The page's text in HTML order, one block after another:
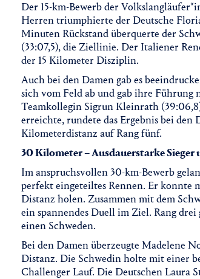
Der 15-km-Bewerb der
Herren triumphierte der Deutsche
Minuten Rückstand überquerte der
(33:07,5), die Ziellinie. Der Italiener
der 15 Kilometer Disziplin.
Auch bei den Damen gab es
sich vom Feld ab und gab ihre
Teamkollegin Sigrun Kleinrath
erreichte, rundete das Ergebnis bei
Kilometerdistanz auf Rang fünf.
30 Kilometer – Ausdauerstarke
Im anspruchsvollen 30-km-Bewerb
perfekt eingeteiltes Rennen. Er konnte
Distanz holen. Zusammen mit dem
ein spannendes Duell im Ziel. Rang drei
einen Schweden.
Bei den Damen überzeugte Madelene
Distanz. Die Schwedin holte mit einer
Challenger Lauf. Die Deutschen Laura